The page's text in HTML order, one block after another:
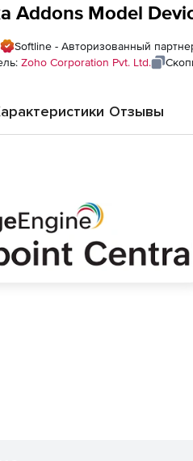
Addons Model
Single User License
Softline - Авторизованный
Zoho Corporation Pvt. Ltd.
Отзывы